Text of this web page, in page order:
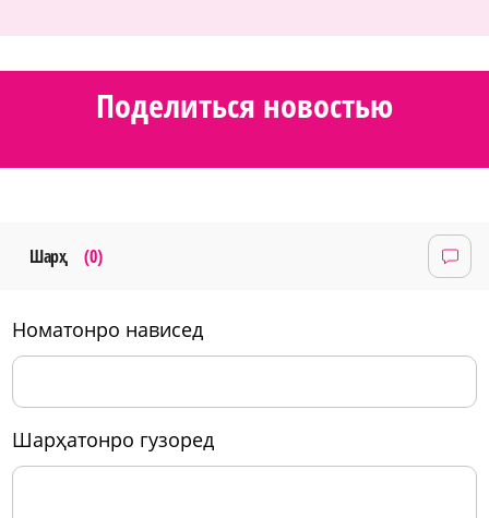
Поделиться новостью
Шарҳ (0)
номатонро нависед
шарҳатонро гузоред